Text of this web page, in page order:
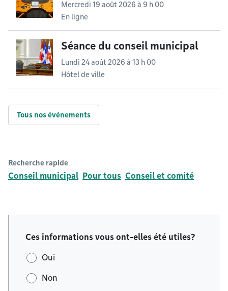
Mercredi 19 août 2026 à 9 h 00
En ligne
Séance du conseil municipal
Lundi 24 août 2026 à 13 h 00
Hôtel de ville
Tous nos événements
Recherche rapide
Conseil municipal Pour tous Conseil et comité
Ces informations vous ont-elles été utiles?
Oui
Non